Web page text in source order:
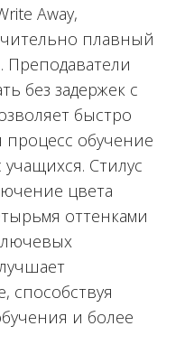
Away,
плавный
Преподаватели
без задержек с
быстро
процесс обучение
Стилус
цвета
оттенками
способствуя
и более